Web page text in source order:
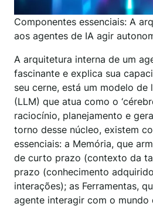
Componentes essenciais: A
aos agentes de IA agir
A arquitetura interna de um
fascinante e explica sua
seu cerne, está um modelo de
(LLM) que atua como o
raciocínio, planejamento e
torno desse núcleo, existem
essenciais: a Memória, que
de curto prazo (contexto da
prazo (conhecimento
interações); as Ferramentas,
agente interagir com o mundo